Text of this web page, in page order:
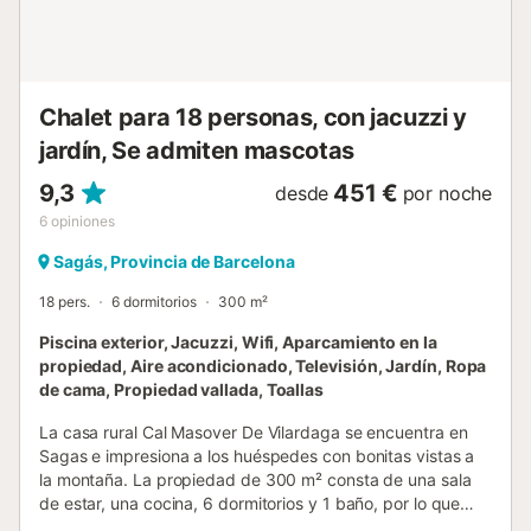
Chalet para 18 personas, con jacuzzi y
jardín, Se admiten mascotas
9,3
6 opiniones
desde 451 € por noche
Sagás, Provincia de Barcelona
18 pers. 6 dormitorios 300 m²
Piscina exterior, Jacuzzi, Wifi, Aparcamiento en la
propiedad, Aire acondicionado, Televisión, Jardín, Ropa
de cama, Propiedad vallada, Toallas
La casa rural Cal Masover De Vilardaga se encuentra en
Sagas e impresiona a los huéspedes con bonitas vistas a
la montaña. La propiedad de 300 m² consta de una sala
de estar, una cocina, 6 dormitorios y 1 baño, por lo que